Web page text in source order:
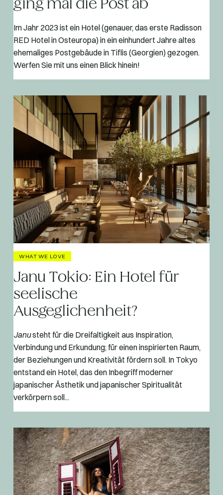
ging mal die Post ab
Im Jahr 2023 ist ein Hotel (genauer, das erste Radisson
RED Hotel in Osteuropa) in ein einhundert Jahre altes
ehemaliges Postgebäude in Tiflis (Georgien) gezogen.
Werfen Sie mit uns einen Blick hinein!
WHAT WE LOVE
Janu Tokio: Ein Hotel für
seelische
Ausgeglichenheit?
Janusteht für die Dreifaltigkeit aus Inspiration,
Verbindung und Erkundung; für einen inspirierten Raum,
der Beziehungen und Kreativität fördern soll. In Tokyo
entstand ein Hotel, das den Inbegriff moderner
japanischer Ästhetik und japanischer Spiritualität
verkörpern soll...